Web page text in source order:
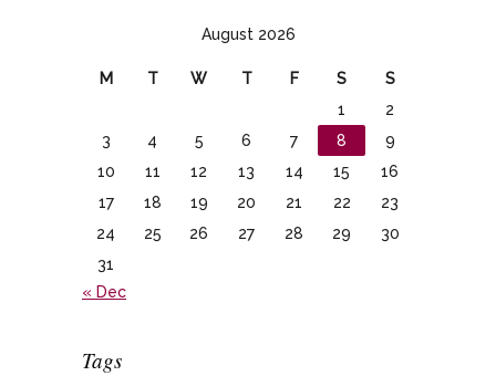
August 2026
M T W T F S
S
1
2
3
4 5 6 7 8
9
10
11 12 13 14 15
16
17
18 19 20 21 22
23
24
25 26 27 28 29
30
31
« Dec
Tags